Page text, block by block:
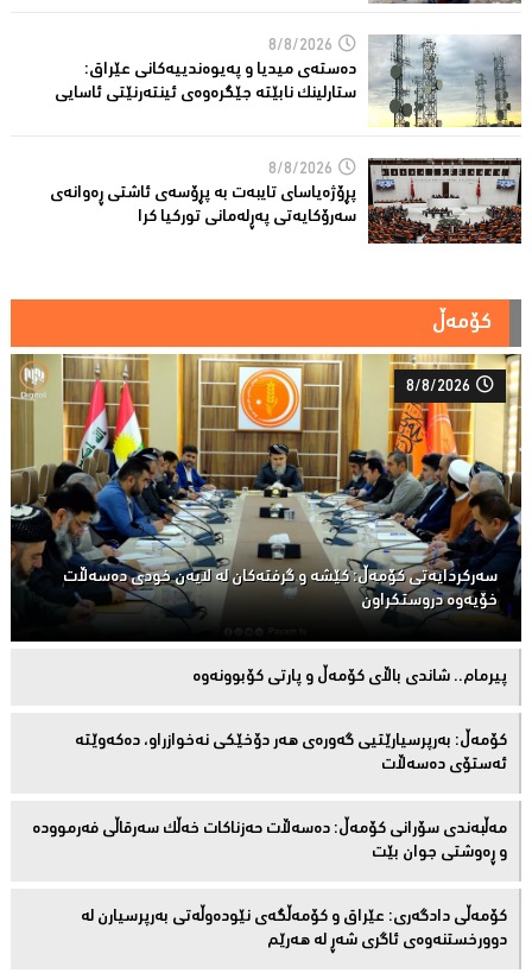
8/8/2026
دەستەی میدیا و پەیوەندییەكانی عێراق:
ستارلینك نابێتە جێگرەوەی ئینتەرنێتی ئاسایی
8/8/2026
پڕۆژەیاسای تایبەت بە پڕۆسەی ئاشتی ڕەوانەی
سەرۆكایەتی پەڕلەمانی توركیا كرا
کۆمەڵ
8/8/2026
سەركردایەتی كۆمەڵ: كێشە و گرفتەكان لە لایەن خودی دەسەڵات
خۆیەوە دروستكراون
پیرمام.. شاندی باڵای كۆمه‌ڵ و پارتی كۆبوونه‌وه‌
كۆمەڵ: بەرپرسیارێتیی گەورەی هەر دۆخێکی نەخوازراو، دەكەوێتە
ئەستۆی دەسەڵات
مەڵبەندى سۆرانى کۆمەڵ: دەسەڵات حەزناکات خەڵک سەرقاڵى فەرموودە
و ڕەوشتى جوان بێت
کۆمەڵى دادگەرى: عێراق و كۆمەڵگەی نێودەوڵەتی بەرپرسیارن لە
دوورخستنەوەى ئاگری شەڕ لە هەرێم